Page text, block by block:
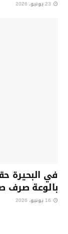
في البحيرة
بالوعة صرف